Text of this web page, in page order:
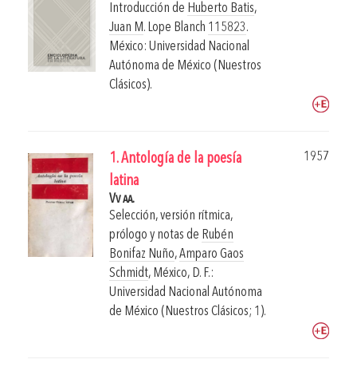
Introducción de Huberto Batis,
Juan M. Lope Blanch 115823.
México: Universidad Nacional
Autónoma de México (Nuestros
Clásicos).
1. Antología de la poesía
latina
1957
Vv aa.
Selección, versión rítmica,
prólogo y notas de Rubén
Bonifaz Nuño,Amparo Gaos
Schmidt, México, D. F.:
Universidad Nacional Autónoma
de México (Nuestros Clásicos; 1).